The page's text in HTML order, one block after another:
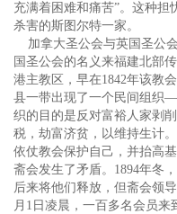
充满着困难和痛苦”。这种担
杀害的斯图尔特一家。
加拿大圣公会与英国圣公
国圣公会的名义来福建北部
港主教区，早在1842年该教
县一带出现了一个民间组织
织的目的是反对富裕人家剥
税，劫富济贫，以维持生计
依仗教会保护自己，并抬高
斋会发生了矛盾。1894年冬
后来将他们释放，但斋会领
月1日凌晨，一百多名会员